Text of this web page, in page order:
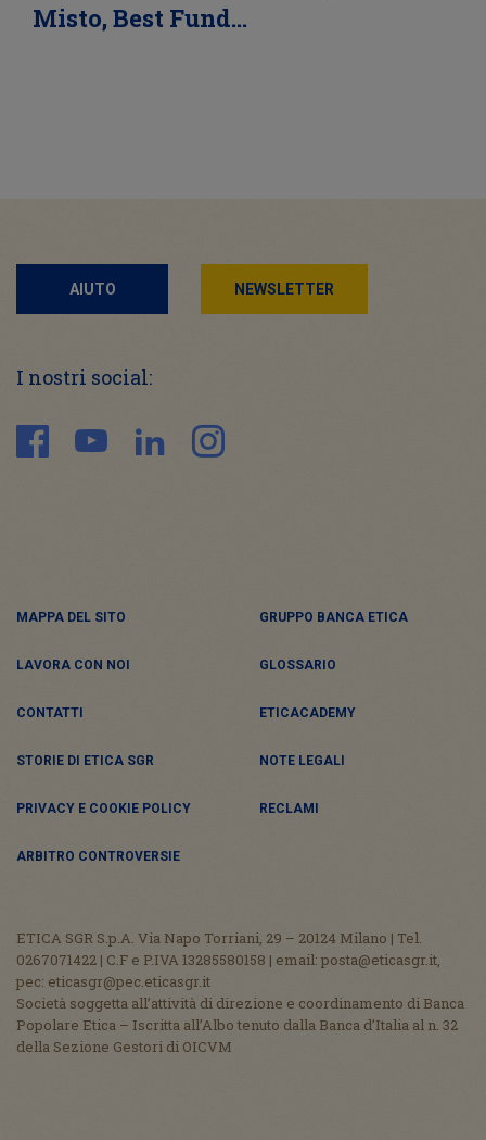
Misto, Best Fund…
AIUTO NEWSLETTER
I nostri social:
MAPPA DEL SITO GRUPPO BANCA ETICA
LAVORA CON NOI GLOSSARIO
CONTATTI ETICACADEMY
STORIE DI ETICA SGR NOTE LEGALI
PRIVACY E COOKIE POLICY RECLAMI
ARBITRO CONTROVERSIE
ETICA SGR S.p.A. Via Napo Torriani, 29 – 20124 Milano | Tel.
0267071422 | C.F e P.IVA 13285580158 | email: posta@eticasgr.it,
pec: eticasgr@pec.eticasgr.it
Società soggetta all’attività di direzione e coordinamento di Banca
Popolare Etica – Iscritta all’Albo tenuto dalla Banca d’Italia al n. 32
della Sezione Gestori di OICVM